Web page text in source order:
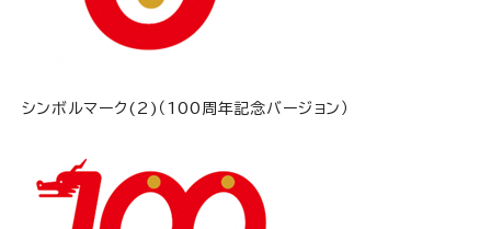
シンボルマーク(2)（100周年記念バージョン）